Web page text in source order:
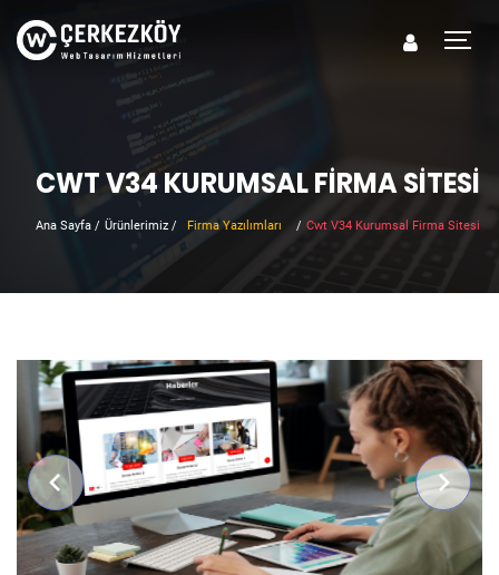
CWT V34 KURUMSAL FIRMA SITESI
Ana Sayfa / Ürünlerimiz / Firma Yazılımları / Cwt V34 Kurumsal Firma Sitesi